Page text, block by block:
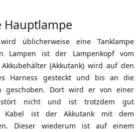
Hauptlampe
üblicherweise eine Tanklampe
Lampen ist der Lampenkopf vom
(Akkutank) wird auf den
Harness gesteckt und bis an die
geschoben. Dort wird er von einer
stört nicht und ist trotzdem gut
Kabel ist der Akkutank mit dem
Dieser wiederum ist auf einem